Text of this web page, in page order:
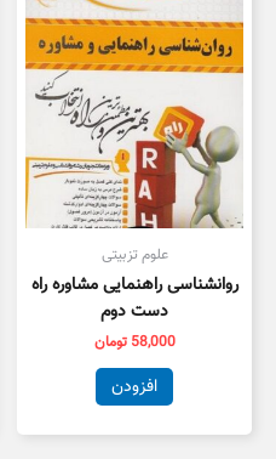
علوم تزبیتی
روانشناسی راهنمایی مشاوره راه
دست دوم
58,000 تومان
افزودن